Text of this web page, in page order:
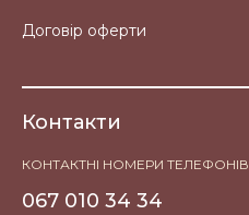
Договір оферти
Контакти
КОНТАКТНІ НОМЕРИ ТЕЛЕФОНІВ
067 010 34 34